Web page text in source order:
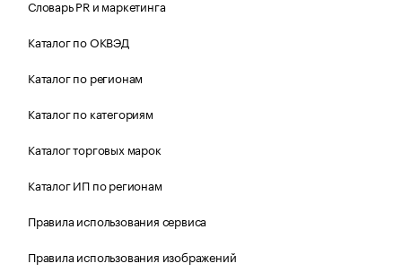
Словарь PR и маркетинга
Каталог по ОКВЭД
Каталог по регионам
Каталог по категориям
Каталог торговых марок
Каталог ИП по регионам
Правила использования сервиса
Правила использования изображений